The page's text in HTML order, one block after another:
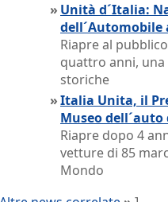
» Unità d´Italia:
dell´Automobile
Riapre al
quattro anni,
storiche
»Italia Unita, il
Museo dell´auto
Riapre dopo 4
vetture di 85
Mondo